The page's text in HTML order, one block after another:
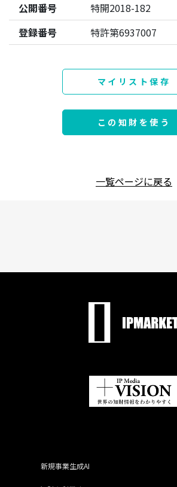
公開番号
特開2018-182
登録番号
特許第6937007
マイリスト保存
この知財を使う
一覧ページに戻る
新規事業生成AI